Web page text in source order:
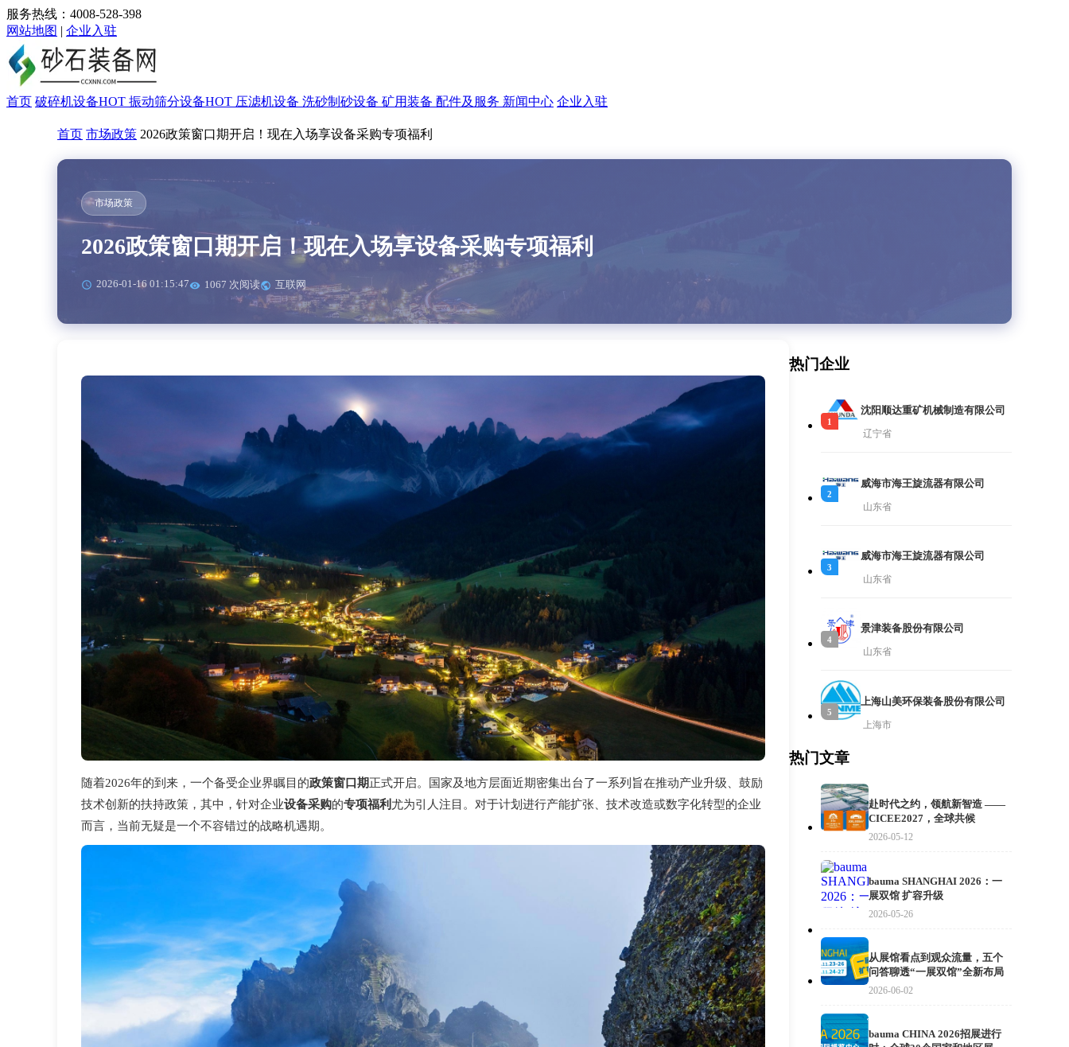
服务热线：4008-528-398
网站地图 | 企业入驻
首页 破碎机设备HOT 振动筛分设备HOT 压滤机设备 洗砂制砂设备 矿用装备 配件及服务 新闻中心 企业入驻
首页 市场政策 2026政策窗口期开启！现在入场享设备采购专项福利
市场政策
2026政策窗口期开启！现在入场享设备采购专项福利
2026-01-16 01:15:47 1067 次阅读 互联网
随着2026年的到来，一个备受企业界瞩目的政策窗口期正式开启。国家及地方层面近期密集出台了一系列旨在推动产业升级、鼓励
技术创新的扶持政策，其中，针对企业设备采购的专项福利 尤为引人注目。对于计划进行产能扩张、技术改造或数字化转型的企业
而言，当前无疑是一个不容错过的战略机遇期。
热门企业
1
沈阳顺达重矿机械制造有限公司
辽宁省
2
威海市海王旋流器有限公司
山东省
3
威海市海王旋流器有限公司
山东省
4
景津装备股份有限公司
山东省
5
上海山美环保装备股份有限公司
上海市
热门文章
赴时代之约，领航新智造 ——
CICEE2027，全球共候
2026-05-12
bauma SHANGHAI 2026：一
展双馆 扩容升级
2026-05-26
从展馆看点到观众流量，五个
问答聊透“一展双馆”全新布局
2026-06-02
bauma CHINA 2026招展进行